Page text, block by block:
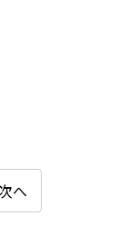
へ